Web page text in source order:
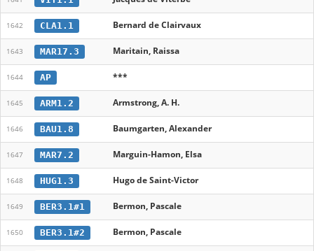
1642 CLA1.1 Bernard de Clairvaux
1643 MAR17.3 Maritain, Raissa
1644 AP ***
1645 ARM1.2 Armstrong, A. H.
1646 BAU1.8 Baumgarten, Alexander
1647 MAR7.2 Marguin-Hamon, Elsa
1648 HUG1.3 Hugo de Saint-Victor
1649 BER3.1#1 Bermon, Pascale
1650 BER3.1#2 Bermon, Pascale